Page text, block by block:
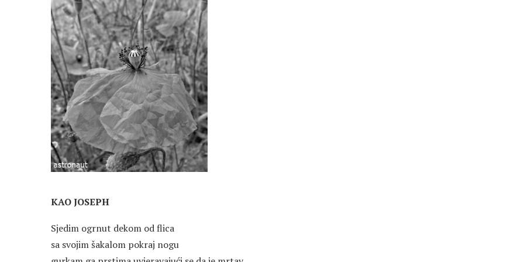
KAO JOSEPH
Sjedim ogrnut dekom od flica
sa svojim šakalom pokraj nogu